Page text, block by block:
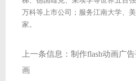
万科等上市公司；服务江南大学、
家。
上一条信息：制作flash动画广
画